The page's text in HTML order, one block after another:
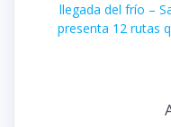
llegada del frío –
presenta 12 rutas